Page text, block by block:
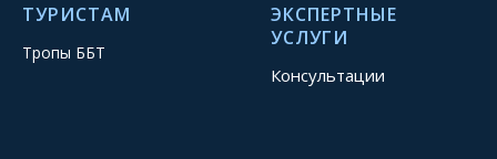
ТУРИСТАМ
Тропы ББТ
ЭКСПЕРТНЫЕ
УСЛУГИ
Консультации